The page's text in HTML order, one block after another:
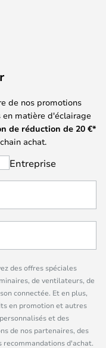
de nos promotions
en matière d'éclairage
de réduction de 20 €*
achat.
Entreprise
des offres spéciales
de ventilateurs, de
connectée. Et en plus,
en promotion et autres
et des
de nos partenaires, des
recommandations d'achat.